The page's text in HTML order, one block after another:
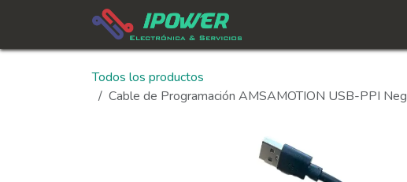
Todos los productos
Cable de Programación AMSAMOTION USB-PPI